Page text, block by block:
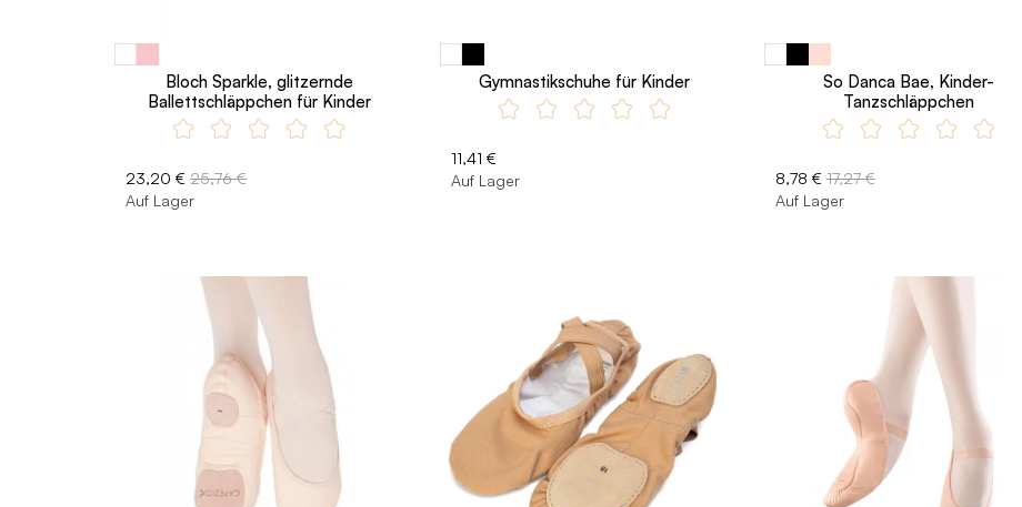
Bloch Sparkle, glitzernde
Ballettschläppchen für Kinder
23,20 € 25,76 €
Auf Lager
Gymnastikschuhe für Kinder
11,41 €
Auf Lager
So Danca Bae, Kinder-
Tanzschläppchen
8,78 € 17,27 €
Auf Lager